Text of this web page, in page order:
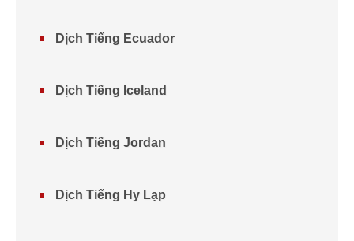
Dịch Tiếng Ecuador
Dịch Tiếng Iceland
Dịch Tiếng Jordan
Dịch Tiếng Hy Lạp